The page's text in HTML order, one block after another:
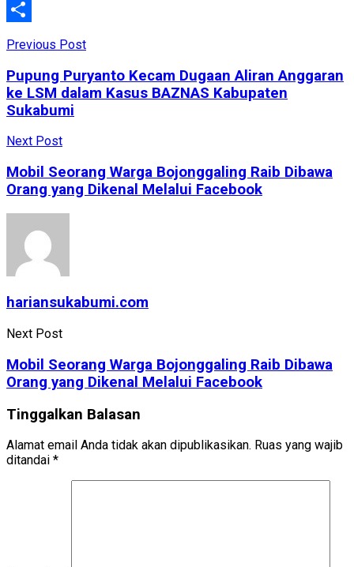
WhatsApp
Previous Post
Pupung Puryanto Kecam Dugaan Aliran Anggaran
ke LSM dalam Kasus BAZNAS Kabupaten
Sukabumi
Next Post
Mobil Seorang Warga Bojonggaling Raib Dibawa
Orang yang Dikenal Melalui Facebook
hariansukabumi.com
Next Post
Mobil Seorang Warga Bojonggaling Raib Dibawa
Orang yang Dikenal Melalui Facebook
Tinggalkan Balasan
Alamat email Anda tidak akan dipublikasikan. Ruas yang wajib
ditandai *